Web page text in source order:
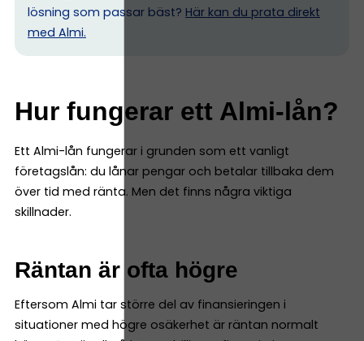
lösning som passar bäst? Här kan du prata direkt
med Almi.
Hur fungerar ett Almi-lån?
Ett Almi-lån fungerar i grunden som ett vanligt
företagslån: du lånar pengar och betalar tillbaka dem
över tid med ränta. Men det finns några viktiga
skillnader.
Räntan är ofta högre
Eftersom Almi tar större del av finansieringen i
situationer med högre osäkerhet är räntan normalt